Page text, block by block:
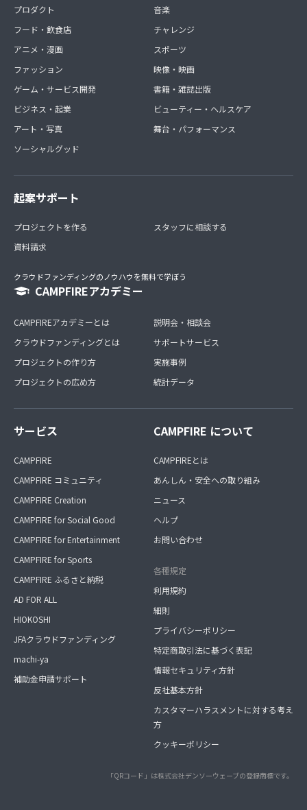
プロダクト
フード・飲食店
アニメ・漫画
ファッション
ゲーム・サービス開発
ビジネス・起業
アート・写真
ソーシャルグッド
音楽
チャレンジ
スポーツ
映像・映画
書籍・雑誌出版
ビューティー・ヘルスケア
舞台・パフォーマンス
起案サポート
プロジェクトを作る
資料請求
スタッフに相談する
クラウドファンディングのノウハウを無料で学ぼう
CAMPFIREアカデミー
CAMPFIREアカデミーとは
クラウドファンディングとは
プロジェクトの作り方
プロジェクトの広め方
説明会・相談会
サポートサービス
実施事例
統計データ
サービス
CAMPFIRE
CAMPFIRE コミュニティ
CAMPFIRE Creation
CAMPFIRE for Social Good
CAMPFIRE for Entertainment
CAMPFIRE for Sports
CAMPFIRE ふるさと納税
AD FOR ALL
HIOKOSHI
JFAクラウドファンディング
machi-ya
補助金申請サポート
CAMPFIRE について
CAMPFIREとは
あんしん・安全への取り組み
ニュース
ヘルプ
お問い合わせ
各種規定
利用規約
細則
プライバシーポリシー
特定商取引法に基づく表記
情報セキュリティ方針
反社基本方針
カスタマーハラスメントに対する考え
方
クッキーポリシー
「QRコード」は株式会社デンソーウェーブの登録商標です。